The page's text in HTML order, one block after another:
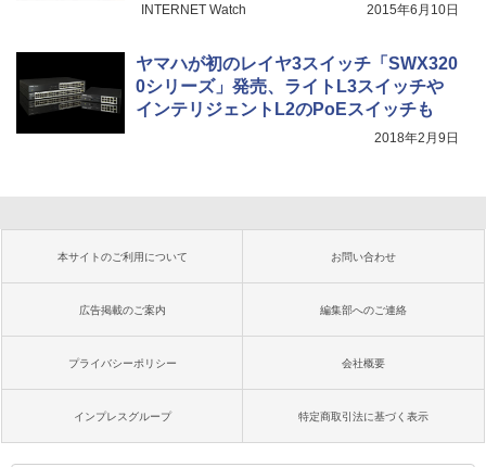
INTERNET Watch 2015年6月10日
ヤマハが初のレイヤ3スイッチ「SWX320
0シリーズ」発売、ライトL3スイッチや
インテリジェントL2のPoEスイッチも
2018年2月9日
本サイトのご利用について お問い合わせ
広告掲載のご案内 編集部へのご連絡
プライバシーポリシー 会社概要
インプレスグループ 特定商取引法に基づく表示